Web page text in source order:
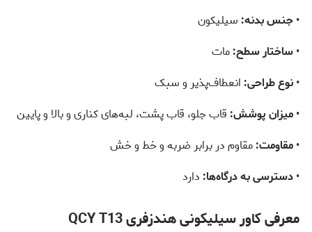
•جنس بدنه: سیلیکون
•ساختار سطح:مات
•نوع طراحی: انعطاف‌پذیر و سبک
•میزان پوشش: قاب جلو، قاب پشت، لبه‌های کناری و بالا و پایین
•مقاومت:مقاوم در برابر ضربه و خط و خش
•دسترسی به درگاه‌ها: دارد
معرفی کاور سیلیکونی هندزفری QCY T13